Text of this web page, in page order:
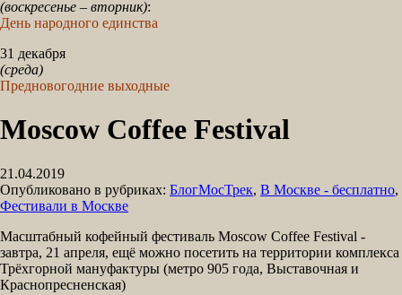
(воскресенье – вторник):
День народного единства
31 декабря
(среда)
Предновогодние выходные
Moscow Coffee Festival
21.04.2019
Опубликовано в рубриках: БлогМосТрек, В Москве - бесплатно,
Фестивали в Москве
Масштабный кофейный фестиваль Moscow Coffee Festival -
завтра, 21 апреля, ещё можно посетить на территории комплекса
Трёхгорной мануфактуры (метро 905 года, Выставочная и
Краснопресненская)